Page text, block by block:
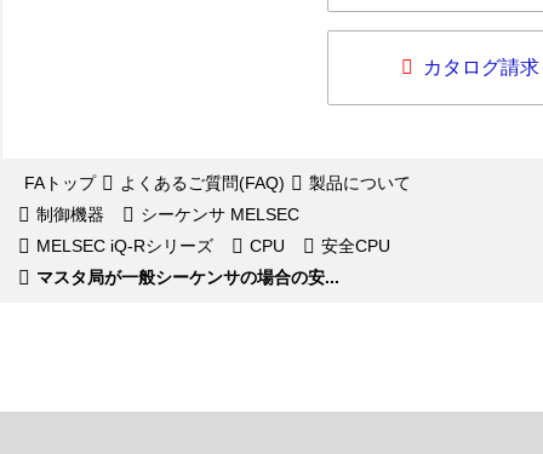
カタログ請求
FAトップ よくあるご質問(FAQ)
製品について
制御機器
シーケンサ MELSEC
MELSEC iQ-Rシリーズ
CPU
安全CPU
マスタ局が一般シーケンサの場合の安...